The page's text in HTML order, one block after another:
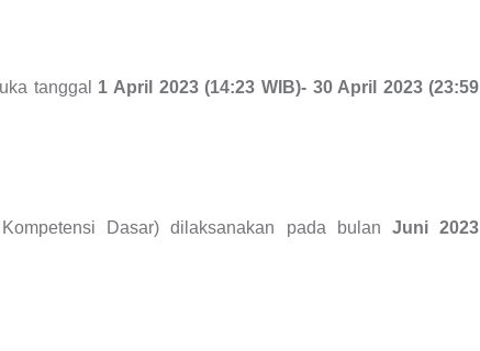
tanggal 1 April 2023 (14:23 WIB)- 30 April 2023 (23:59
Dasar) dilaksanakan pada bulanJuni 2023